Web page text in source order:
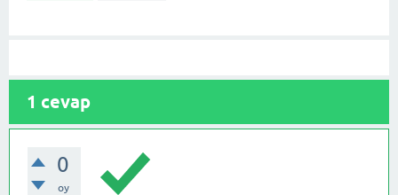
1 cevap
0
oy